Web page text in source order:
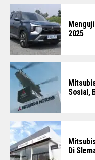
2025
Sosial,
Di